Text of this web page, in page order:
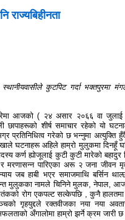
कुटपिट गर्दा भक्तपुरमा
आजको ( २४ असार २०६६ वा जुलाई
शीर्ष समाचार रहेको यो
गरेको छ भन्नुमा अत्युक्ति
खाले घटनाहरू अहिले हाम्रो मुलुकमा दिनहूँ
कर्ण ह्योजूलाई कुटी कुटी मारेको बहादुर
पारिएका अरू २ जना जीवन
जब हाबी भएर समाजमाथि बर्सिन
मुलुकका नामले चिनिने मुलक, नेपाल, आज
आतंकको रोग एकपल्ट सल्केपछि , कुनै
गृहयुद्दले रक्तवीजका नया नया
अँगालोमा हाम्रो झर्ने क्रम जारी छ